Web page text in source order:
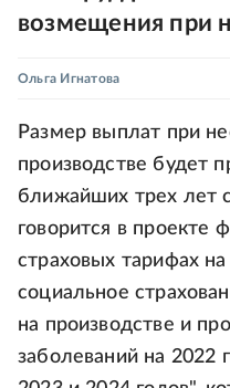
возмещения при
Ольга Игнатова
Размер выплат при
производстве будет
ближайших трех лет
говорится в проекте
страховых тарифах
социальное
на производстве и
заболеваний на 2022